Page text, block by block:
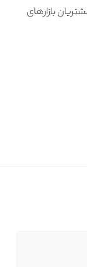
بازارهای